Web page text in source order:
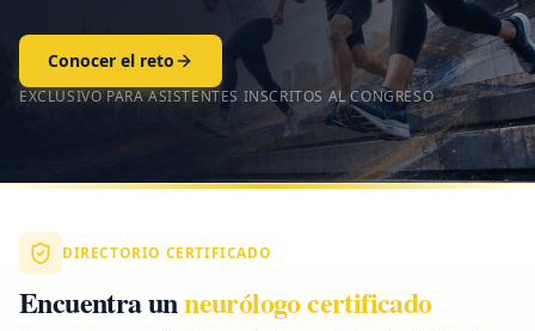
Conocer el reto
EXCLUSIVO PARA ASISTENTES INSCRITOS AL CONGRESO
DIRECTORIO CERTIFICADO
Encuentra unneurólogo certificado